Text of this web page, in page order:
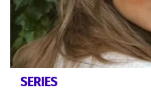
SERIES